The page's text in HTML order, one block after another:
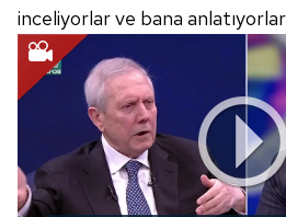
inceliyorlar ve bana